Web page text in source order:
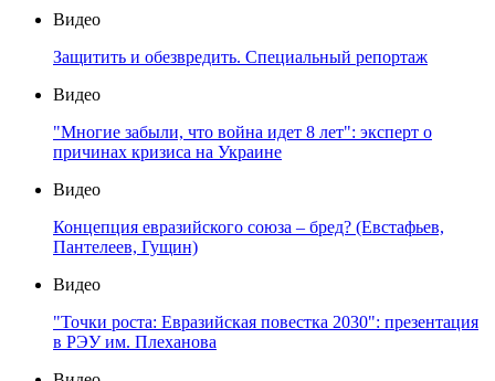
Видео
Защитить и обезвредить. Специальный репортаж
Видео
"Многие забыли, что война идет 8 лет": эксперт о
причинах кризиса на Украине
Видео
Концепция евразийского союза – бред? (Евстафьев,
Пантелеев, Гущин)
Видео
"Точки роста: Евразийская повестка 2030": презентация
в РЭУ им. Плеханова